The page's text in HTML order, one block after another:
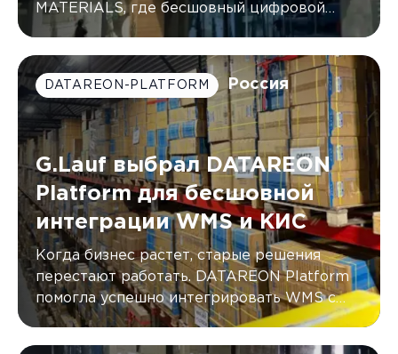
MATERIALS, где бесшовный цифровой
контур был создан с помощью DATAREON
DATAREON-PLATFORM Россия
G.Lauf выбрал DATAREON
Platform для бесшовной
интеграции WMS и КИС
Когда бизнес растет, старые решения
перестают работать. DATAREON Platform
помогла успешно интегрировать WMS с
двумя КИС компании G.Lauf, автоматически